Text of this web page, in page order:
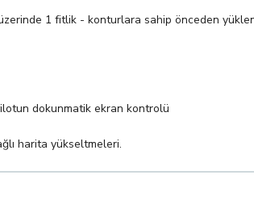
1 fitlik - konturlara sahip önceden
dokunmatik ekran kontrolü
harita yükseltmeleri.